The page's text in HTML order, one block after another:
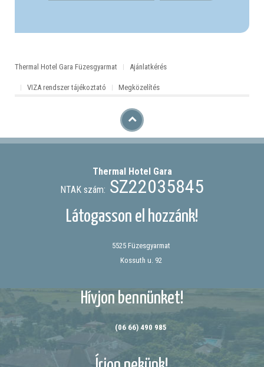
Thermal Hotel Gara Füzesgyarmat Ajánlatkérés
VIZA rendszer tájékoztató Megközelítés
Thermal Hotel Gara
NTAK szám: SZ22035845
Látogasson el hozzánk!
5525 Füzesgyarmat
Kossuth u. 92
Hívjon bennünket!
(06 66) 490 985